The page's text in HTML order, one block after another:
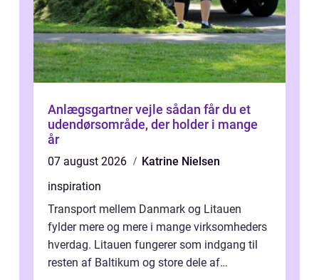
Anlægsgartner vejle sådan får du et
udendørsområde, der holder i mange
år
07 august 2026
Katrine Nielsen
inspiration
Transport mellem Danmark og Litauen
fylder mere og mere i mange virksomheders
hverdag. Litauen fungerer som indgang til
resten af Baltikum og store dele af